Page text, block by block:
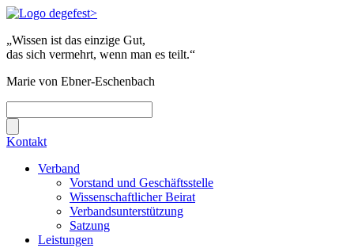
„Wissen ist das einzige Gut,
das sich vermehrt, wenn man es teilt.“
Marie von Ebner-Eschenbach
Kontakt
Verband
Vorstand und Geschäftsstelle
Wissenschaftlicher Beirat
Verbandsunterstützung
Satzung
Leistungen